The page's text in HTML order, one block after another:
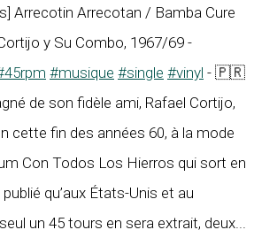
Arrecotin Arrecotan / Bamba Cure
y Su Combo, 1967/69 -
#musique #single #vinyl - 🇵🇷
de son fidèle ami, Rafael Cortijo,
cette fin des années 60, à la mode
Con Todos Los Hierros qui sort en
qu’aux États-Unis et au
un 45 tours en sera extrait, deux...